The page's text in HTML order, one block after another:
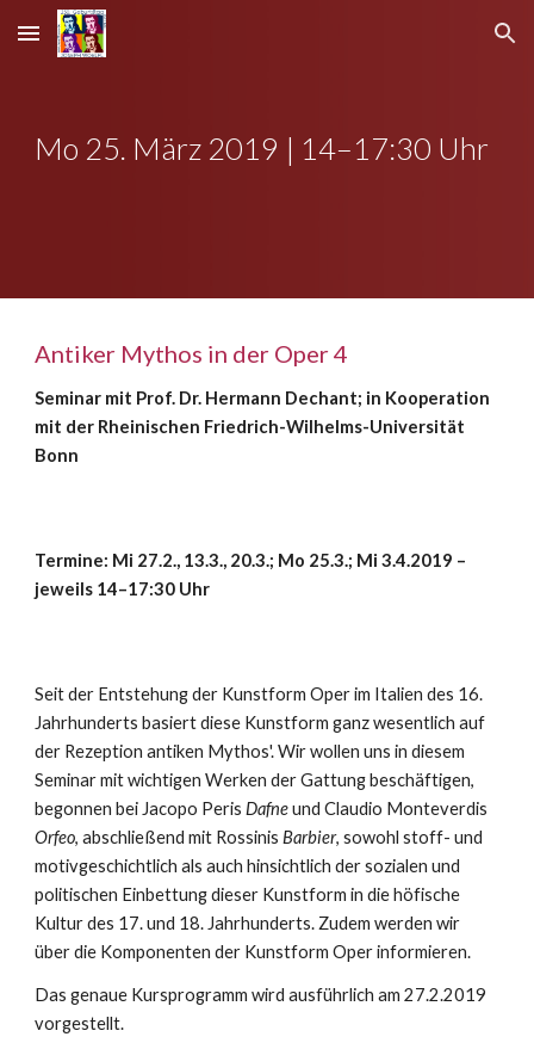
Skip to main content Skip to navigation
Mo 25. März 2019 | 14–17:30 Uhr
Antiker Mythos in der Oper 4
Seminar mit Prof. Dr. Hermann Dechant; in Kooperation
mit der Rheinischen Friedrich-Wilhelms-Universität
Bonn
Termine: Mi 27.2., 13.3., 20.3.; Mo 25.3.; Mi 3.4.2019 –
jeweils 14–17:30 Uhr
Seit der Entstehung der Kunstform Oper im Italien des 16.
Jahrhunderts basiert diese Kunstform ganz wesentlich auf
der Rezeption antiken Mythos'. Wir wollen uns in diesem
Seminar mit wichtigen Werken der Gattung beschäftigen,
begonnen bei Jacopo PerisDafneund Claudio Monteverdis
Orfeo, abschließend mit RossinisBarbier, sowohl stoff- und
motivgeschichtlich als auch hinsichtlich der sozialen und
politischen Einbettung dieser Kunstform in die höfische
Kultur des 17. und 18. Jahrhunderts. Zudem werden wir
über die Komponenten der Kunstform Oper informieren.
Das genaue Kursprogramm wird ausführlich am 27.2.2019
vorgestellt.